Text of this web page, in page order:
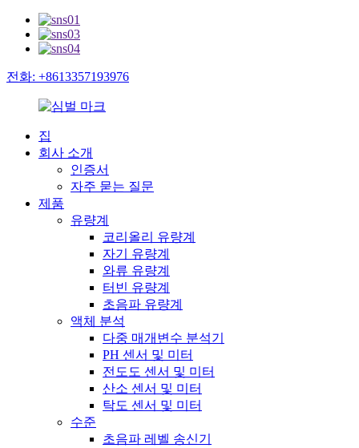
전화: +8613357193976
집
회사 소개
인증서
자주 묻는 질문
제품
유량계
코리올리 유량계
자기 유량계
와류 유량계
터빈 유량계
초음파 유량계
액체 분석
다중 매개변수 분석기
PH 센서 및 미터
전도도 센서 및 미터
산소 센서 및 미터
탁도 센서 및 미터
수준
초음파 레벨 송신기